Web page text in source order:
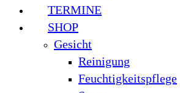
TERMINE
SHOP
Gesicht
Reinigung
Feuchtigkeitspflege